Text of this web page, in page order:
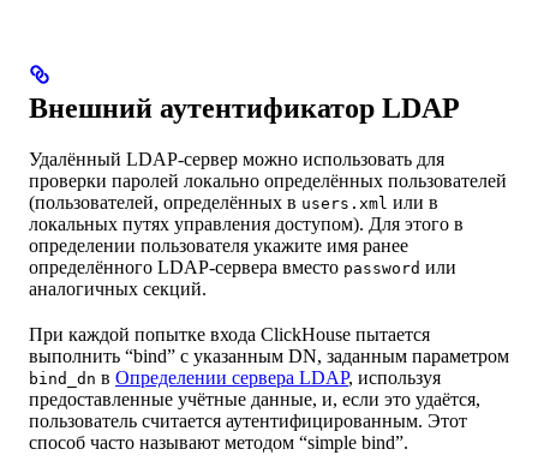
Внешний аутентификатор LDAP
Удалённый LDAP-сервер можно использовать для
проверки паролей локально определённых пользователей
(пользователей, определённых в users.xml или в
локальных путях управления доступом). Для этого в
определении пользователя укажите имя ранее
определённого LDAP-сервера вместо password или
аналогичных секций.
При каждой попытке входа ClickHouse пытается
выполнить “bind” с указанным DN, заданным параметром
bind_dn в Определении сервера LDAP, используя
предоставленные учётные данные, и, если это удаётся,
пользователь считается аутентифицированным. Этот
способ часто называют методом “simple bind”.